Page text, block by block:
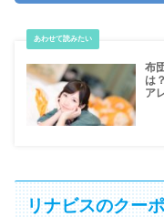
布
は
ア
リナビスのクー